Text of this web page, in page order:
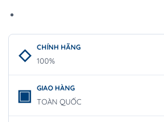
CHÍNH HÃNG
100%
GIAO HÀNG
TOÀN QUỐC